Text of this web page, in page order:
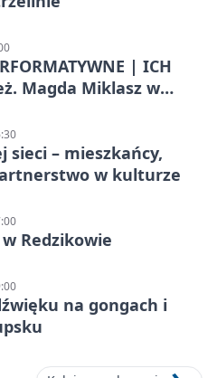
| ICH
Magda Miklasz w
sieci – mieszkańcy,
w kulturze
Redzikowie
na gongach i